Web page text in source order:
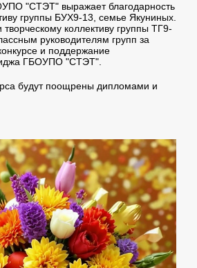
"СТЭТ" выражает благодарность
группы БУХ9-13, семье Якуниных.
коллективу группы ТГ9-
руководителям групп за
и поддержание
ГБОУПО "СТЭТ".
будут поощрены дипломами и